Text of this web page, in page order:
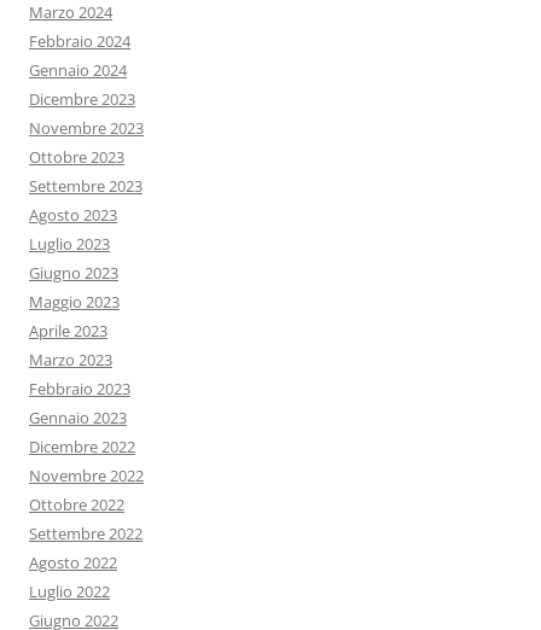
Marzo 2024
Febbraio 2024
Gennaio 2024
Dicembre 2023
Novembre 2023
Ottobre 2023
Settembre 2023
Agosto 2023
Luglio 2023
Giugno 2023
Maggio 2023
Aprile 2023
Marzo 2023
Febbraio 2023
Gennaio 2023
Dicembre 2022
Novembre 2022
Ottobre 2022
Settembre 2022
Agosto 2022
Luglio 2022
Giugno 2022